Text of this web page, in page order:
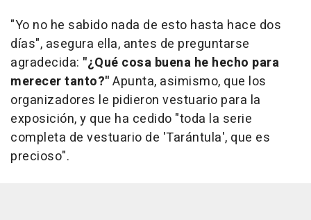
"Yo no he sabido nada de esto hasta hace dos
días", asegura ella, antes de preguntarse
agradecida: "¿Qué cosa buena he hecho para
merecer tanto?"Apunta, asimismo, que los
organizadores le pidieron vestuario para la
exposición, y que ha cedido "toda la serie
completa de vestuario de 'Tarántula', que es
precioso".